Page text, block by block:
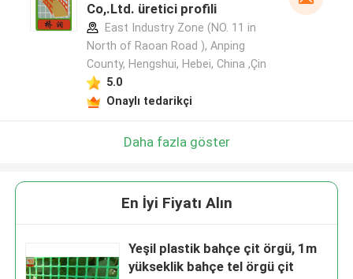
Co,.Ltd. üretici profili
East Industry Zone (NO. 11 in
North of Raoan Road ), Anping
County, Hengshui, Hebei, China ,Çin
5.0
Onaylı tedarikçi
Daha fazla göster
En İyi Fiyatı Alın
Yeşil plastik bahçe çit örgü, 1m
yükseklik bahçe tel örgü çit